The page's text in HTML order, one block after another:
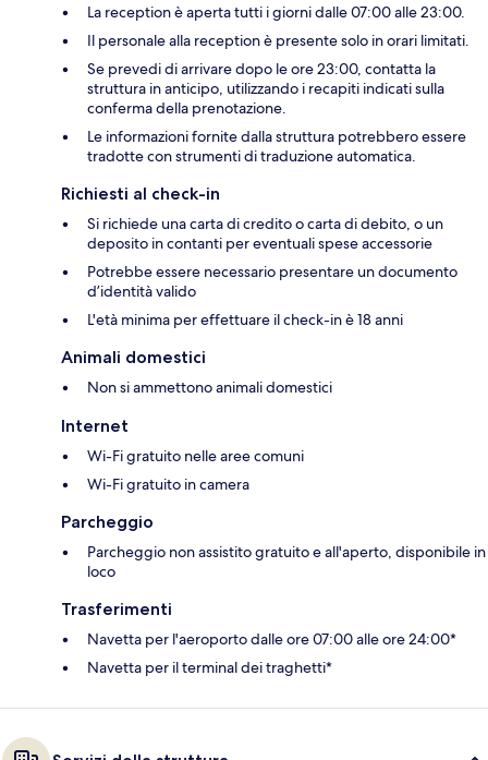
La reception è aperta tutti i giorni dalle 07:00 alle 23:00.
Il personale alla reception è presente solo in orari limitati.
Se prevedi di arrivare dopo le ore 23:00, contatta la
struttura in anticipo, utilizzando i recapiti indicati sulla
conferma della prenotazione.
Le informazioni fornite dalla struttura potrebbero essere
tradotte con strumenti di traduzione automatica.
Richiesti al check-in
Si richiede una carta di credito o carta di debito, o un
deposito in contanti per eventuali spese accessorie
Potrebbe essere necessario presentare un documento
d’identità valido
L'età minima per effettuare il check-in è 18 anni
Animali domestici
Non si ammettono animali domestici
Internet
Wi-Fi gratuito nelle aree comuni
Wi-Fi gratuito in camera
Parcheggio
Parcheggio non assistito gratuito e all'aperto, disponibile in
loco
Trasferimenti
Navetta per l'aeroporto dalle ore 07:00 alle ore 24:00*
Navetta per il terminal dei traghetti*